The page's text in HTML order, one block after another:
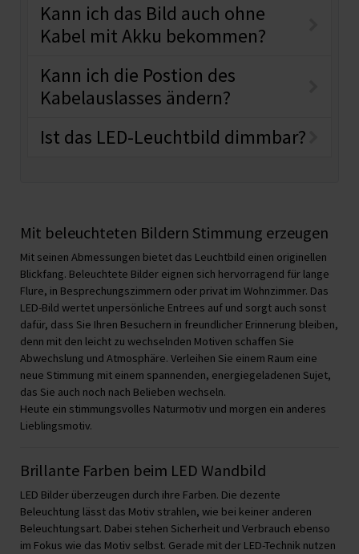
Kann ich das Bild auch ohne
Kabel mit Akku bekommen?
Kann ich die Postion des
Kabelauslasses ändern?
Ist das LED-Leuchtbild dimmbar?
Mit beleuchteten Bildern Stimmung erzeugen
Mit seinen Abmessungen bietet das Leuchtbild einen originellen
Blickfang. Beleuchtete Bilder eignen sich hervorragend für lange
Flure, in Besprechungszimmern oder privat im Wohnzimmer. Das
LED-Bild wertet unpersönliche Entrees auf und sorgt auch sonst
dafür, dass Sie Ihren Besuchern in freundlicher Erinnerung bleiben,
denn mit den leicht zu wechselnden Motiven schaffen Sie
Abwechslung und Atmosphäre. Verleihen Sie einem Raum eine
neue Stimmung mit einem spannenden, energiegeladenen Sujet,
das Sie auch noch nach Belieben wechseln.
Heute ein stimmungsvolles Naturmotiv und morgen ein anderes
Lieblingsmotiv.
Brillante Farben beim LED Wandbild
LED Bilder überzeugen durch ihre Farben. Die dezente
Beleuchtung lässt das Motiv strahlen, wie bei keiner anderen
Beleuchtungsart. Dabei stehen Sicherheit und Verbrauch ebenso
im Fokus wie das Motiv selbst. Gerade mit der LED-Technik nutzen